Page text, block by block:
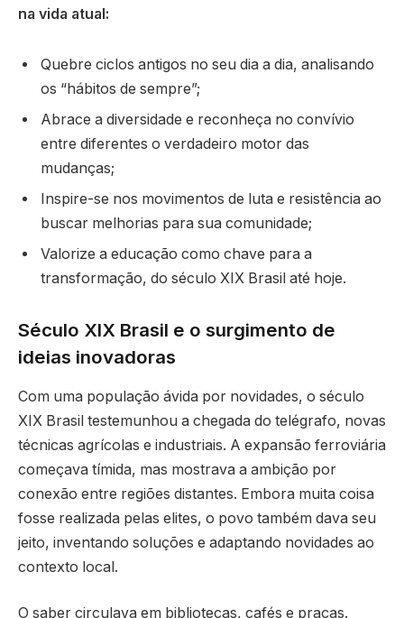
na vida atual:
Quebre ciclos antigos no seu dia a dia, analisando
os “hábitos de sempre”;
Abrace a diversidade e reconheça no convívio
entre diferentes o verdadeiro motor das
mudanças;
Inspire-se nos movimentos de luta e resistência ao
buscar melhorias para sua comunidade;
Valorize a educação como chave para a
transformação, do século XIX Brasil até hoje.
Século XIX Brasil e o surgimento de
ideias inovadoras
Com uma população ávida por novidades, o século
XIX Brasil testemunhou a chegada do telégrafo, novas
técnicas agrícolas e industriais. A expansão ferroviária
começava tímida, mas mostrava a ambição por
conexão entre regiões distantes. Embora muita coisa
fosse realizada pelas elites, o povo também dava seu
jeito, inventando soluções e adaptando novidades ao
contexto local.
O saber circulava em bibliotecas, cafés e praças.